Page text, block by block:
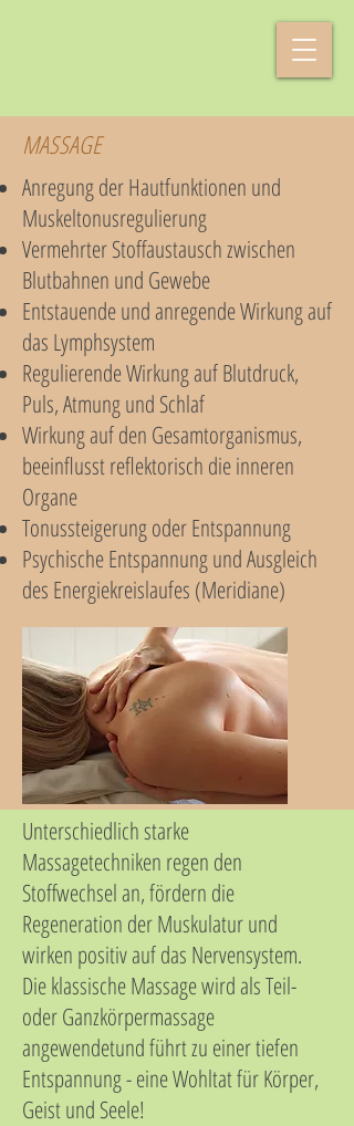
MASSAGE
Anregung der Hautfunktionen und
Muskeltonusregulierung
Vermehrter Stoffaustausch zwischen
Blutbahnen und Gewebe
Entstauende und anregende Wirkung auf
das Lymphsystem
Regulierende Wirkung auf Blutdruck,
Puls, Atmung und Schlaf
Wirkung auf den Gesamtorganismus,
beeinflusst reflektorisch die inneren
Organe
Tonussteigerung oder Entspannung
Psychische Entspannung und Ausgleich
des Energiekreislaufes (Meridiane)
Unterschiedlich starke
Massagetechniken regen den
Stoffwechsel an, fördern die
Regeneration der Muskulatur und
wirken positiv auf das Nervensystem.
Die klassische Massage wird als Teil-
oder Ganzkörpermassage
angewendetund führt zu einer tiefen
Entspannung - eine Wohltat für Körper,
Geist und Seele!